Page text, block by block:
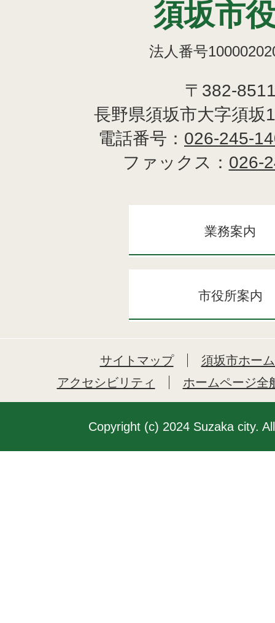
須坂市
法人番号
〒382-
長野県須坂市大字須坂
電話番号： 026-245-
ファックス： 026-
業務案内
市役所案内
サイトマップ
須坂市ホー
アクセシビリティ
ホームページ全
Copyright (c) 2024 Suzaka city.